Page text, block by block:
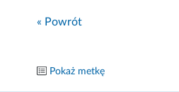
« Powrót
Pokaż metkę